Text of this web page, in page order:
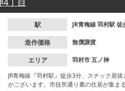
駅 JR青梅線羽村駅徒
造作価格 無償譲渡
エリア 羽村市五ノ神
JR青梅線『羽村駅』徒歩3分、スナック居
がございます。市役所通り裏の住居が集ま